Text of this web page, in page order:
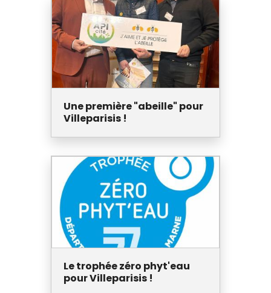
Une première "abeille" pour
Villeparisis !
Le trophée zéro phyt'eau
pour Villeparisis !